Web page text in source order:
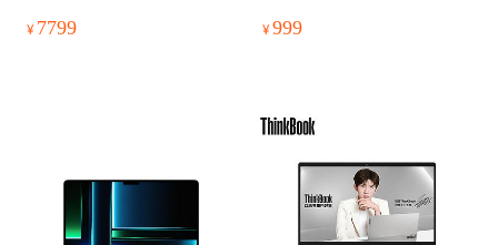
控屏笔记本电脑
¥ 7799 ¥999